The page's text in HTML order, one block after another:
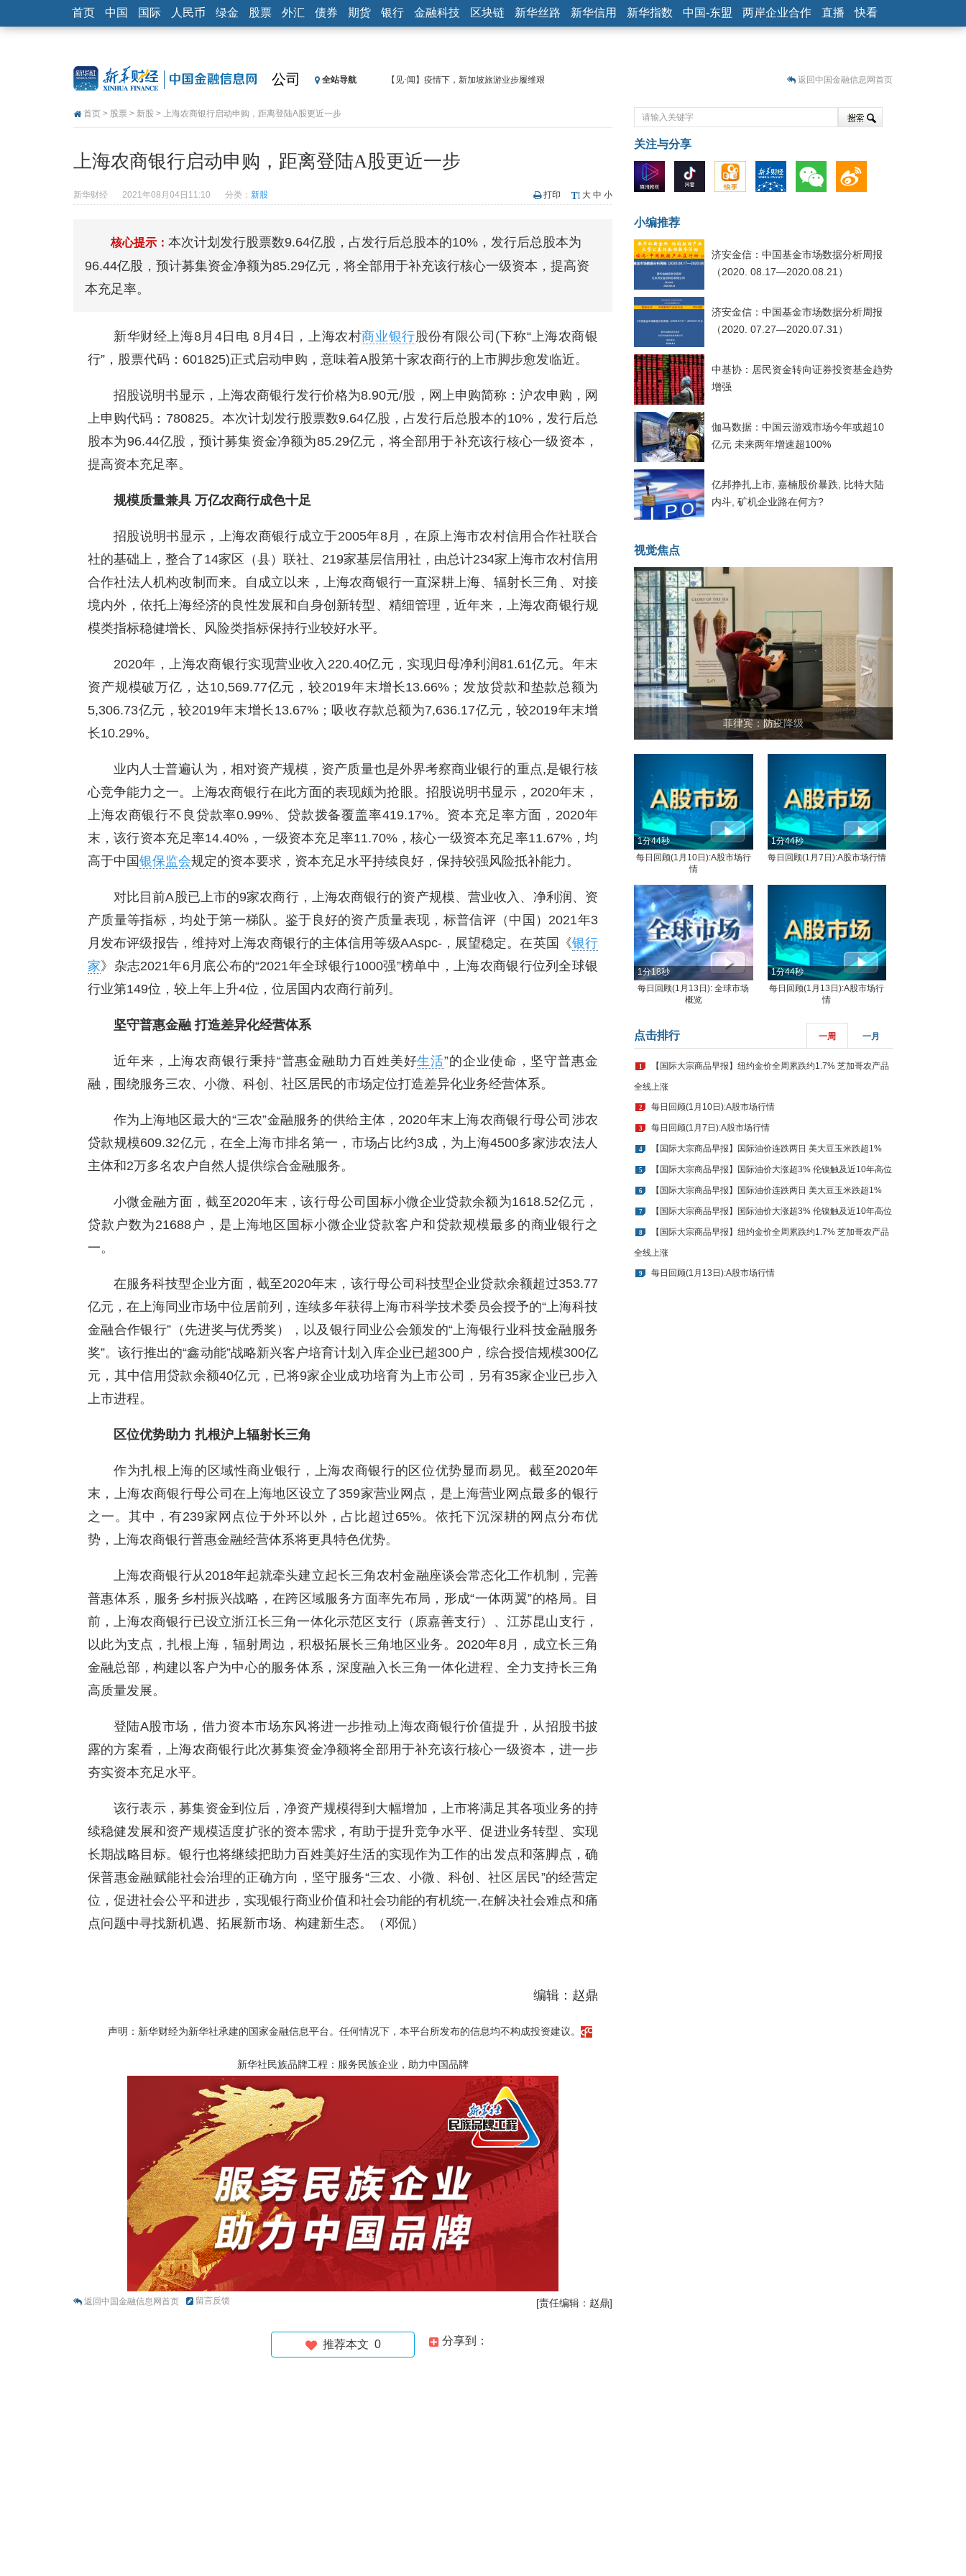
首页 中国 国际 人民币 绿金 股票 外汇 债券 期货 银行 金融科技 区块链 新华丝路 新华信用 新华指数 中国-东盟 两岸企业合作 直播 快看
公司 全站导航
【见·闻】疫情下，新加坡旅游业步履维艰
济安金信：中国基金市场数据分析周报（2020. 07.27—2020.07.31）
【新华财经调查】同业存单、结构性存款玩起“跷跷板” 结构性失衡藏
在“隐秘的角落”
央行公开市场净投放300亿元 短端资金利率明显下行
基本面及股市双轮冲击 债市回调十年期债表现最弱
济安金信：中国基金市场数据分析周报（2020. 08.17—2020.08.21）
返回中国金融信息网首页
首页 > 股票 > 新股 > 上海农商银行启动申购，距离登陆A股更近一步
上海农商银行启动申购，距离登陆A股更近一步
新华财经 2021年08月04日11:10 分类： 新股 打印 大 中 小
核心提示： 本次计划发行股票数9.64亿股，占发行后总股本的10%，发行后总股本为
96.44亿股，预计募集资金净额为85.29亿元，将全部用于补充该行核心一级资本，提高资
本充足率。
新华财经上海8月4日电 8月4日，上海农村商业银行股份有限公司(下称“上海农商银
行”，股票代码：601825)正式启动申购，意味着A股第十家农商行的上市脚步愈发临近。
招股说明书显示，上海农商银行发行价格为8.90元/股，网上申购简称：沪农申购，网
上申购代码：780825。本次计划发行股票数9.64亿股，占发行后总股本的10%，发行后总
股本为96.44亿股，预计募集资金净额为85.29亿元，将全部用于补充该行核心一级资本，
提高资本充足率。
规模质量兼具 万亿农商行成色十足
招股说明书显示，上海农商银行成立于2005年8月，在原上海市农村信用合作社联合
社的基础上，整合了14家区（县）联社、219家基层信用社，由总计234家上海市农村信用
合作社法人机构改制而来。自成立以来，上海农商银行一直深耕上海、辐射长三角、对接
境内外，依托上海经济的良性发展和自身创新转型、精细管理，近年来，上海农商银行规
模类指标稳健增长、风险类指标保持行业较好水平。
2020年，上海农商银行实现营业收入220.40亿元，实现归母净利润81.61亿元。年末
资产规模破万亿，达10,569.77亿元，较2019年末增长13.66%；发放贷款和垫款总额为
5,306.73亿元，较2019年末增长13.67%；吸收存款总额为7,636.17亿元，较2019年末增
长10.29%。
业内人士普遍认为，相对资产规模，资产质量也是外界考察商业银行的重点,是银行核
心竞争能力之一。上海农商银行在此方面的表现颇为抢眼。招股说明书显示，2020年末，
上海农商银行不良贷款率0.99%、贷款拨备覆盖率419.17%。资本充足率方面，2020年
末，该行资本充足率14.40%，一级资本充足率11.70%，核心一级资本充足率11.67%，均
高于中国银保监会规定的资本要求，资本充足水平持续良好，保持较强风险抵补能力。
对比目前A股已上市的9家农商行，上海农商银行的资产规模、营业收入、净利润、资
产质量等指标，均处于第一梯队。鉴于良好的资产质量表现，标普信评（中国）2021年3
月发布评级报告，维持对上海农商银行的主体信用等级AAspc-，展望稳定。在英国《银行
家》杂志2021年6月底公布的“2021年全球银行1000强”榜单中，上海农商银行位列全球银
行业第149位，较上年上升4位，位居国内农商行前列。
坚守普惠金融 打造差异化经营体系
近年来，上海农商银行秉持“普惠金融助力百姓美好生活”的企业使命，坚守普惠金
融，围绕服务三农、小微、科创、社区居民的市场定位打造差异化业务经营体系。
作为上海地区最大的“三农”金融服务的供给主体，2020年末上海农商银行母公司涉农
贷款规模609.32亿元，在全上海市排名第一，市场占比约3成，为上海4500多家涉农法人
主体和2万多名农户自然人提供综合金融服务。
小微金融方面，截至2020年末，该行母公司国标小微企业贷款余额为1618.52亿元，
贷款户数为21688户，是上海地区国标小微企业贷款客户和贷款规模最多的商业银行之
一。
在服务科技型企业方面，截至2020年末，该行母公司科技型企业贷款余额超过353.77
亿元，在上海同业市场中位居前列，连续多年获得上海市科学技术委员会授予的“上海科技
金融合作银行”（先进奖与优秀奖），以及银行同业公会颁发的“上海银行业科技金融服务
奖”。该行推出的“鑫动能”战略新兴客户培育计划入库企业已超300户，综合授信规模300亿
元，其中信用贷款余额40亿元，已将9家企业成功培育为上市公司，另有35家企业已步入
上市进程。
区位优势助力 扎根沪上辐射长三角
作为扎根上海的区域性商业银行，上海农商银行的区位优势显而易见。截至2020年
末，上海农商银行母公司在上海地区设立了359家营业网点，是上海营业网点最多的银行
之一。其中，有239家网点位于外环以外，占比超过65%。依托下沉深耕的网点分布优
势，上海农商银行普惠金融经营体系将更具特色优势。
上海农商银行从2018年起就牵头建立起长三角农村金融座谈会常态化工作机制，完善
普惠体系，服务乡村振兴战略，在跨区域服务方面率先布局，形成“一体两翼”的格局。目
前，上海农商银行已设立浙江长三角一体化示范区支行（原嘉善支行）、江苏昆山支行，
以此为支点，扎根上海，辐射周边，积极拓展长三角地区业务。2020年8月，成立长三角
金融总部，构建以客户为中心的服务体系，深度融入长三角一体化进程、全力支持长三角
高质量发展。
登陆A股市场，借力资本市场东风将进一步推动上海农商银行价值提升，从招股书披
露的方案看，上海农商银行此次募集资金净额将全部用于补充该行核心一级资本，进一步
夯实资本充足水平。
该行表示，募集资金到位后，净资产规模得到大幅增加，上市将满足其各项业务的持
续稳健发展和资产规模适度扩张的资本需求，有助于提升竞争水平、促进业务转型、实现
长期战略目标。银行也将继续把助力百姓美好生活的实现作为工作的出发点和落脚点，确
保普惠金融赋能社会治理的正确方向，坚守服务“三农、小微、科创、社区居民”的经营定
位，促进社会公平和进步，实现银行商业价值和社会功能的有机统一,在解决社会难点和痛
点问题中寻找新机遇、拓展新市场、构建新生态。（邓侃）
编辑：赵鼎
声明：新华财经为新华社承建的国家金融信息平台。任何情况下，本平台所发布的信息均不构成投资建议。
新华社民族品牌工程：服务民族企业，助力中国品牌
返回中国金融信息网首页 留言反馈 [责任编辑：赵鼎]
分享到：
推荐本文 0
关注与分享
小编推荐
济安金信：中国基金市场数据分析周报
（2020. 08.17—2020.08.21）
济安金信：中国基金市场数据分析周报
（2020. 07.27—2020.07.31）
中基协：居民资金转向证券投资基金趋势
增强
伽马数据：中国云游戏市场今年或超10
亿元 未来两年增速超100%
亿邦挣扎上市, 嘉楠股价暴跌, 比特大陆
内斗, 矿机企业路在何方?
视觉焦点
坐上火车看老挝
< >
1分44秒
每日回顾(1月10日):A股市场行
情
1分44秒
每日回顾(1月7日):A股市场行情
1分18秒
每日回顾(1月13日): 全球市场
概览
1分44秒
每日回顾(1月13日):A股市场行
情
点击排行 一周 一月
1 【国际大宗商品早报】纽约金价全周累跌约1.7% 芝加哥农产品
全线上涨
2 每日回顾(1月10日):A股市场行情
3 每日回顾(1月7日):A股市场行情
4 【国际大宗商品早报】国际油价连跌两日 美大豆玉米跌超1%
5 【国际大宗商品早报】国际油价大涨超3% 伦镍触及近10年高位
6 【国际大宗商品早报】国际油价连跌两日 美大豆玉米跌超1%
7 【国际大宗商品早报】国际油价大涨超3% 伦镍触及近10年高位
8 【国际大宗商品早报】纽约金价全周累跌约1.7% 芝加哥农产品
全线上涨
9 每日回顾(1月13日):A股市场行情